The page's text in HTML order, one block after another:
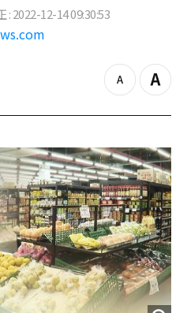
: 2022-12-14 09:30:53
z
o
o
u
t
Z
o
i
n